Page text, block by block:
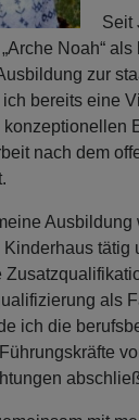
Seit
Noah“ als
zur
bereits eine
nach dem
tätig
als
ich die